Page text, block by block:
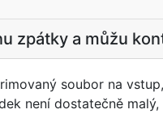
zpátky a můžu
soubor na
není dostatečně